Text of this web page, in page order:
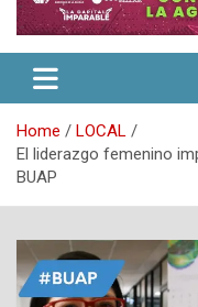
Home
LOCAL
El liderazgo femenino
BUAP